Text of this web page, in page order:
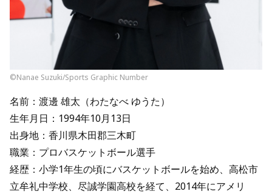
©︎Nanae Suzuki/Sports Graphic Number
名前：渡邊 雄太（わたなべ ゆうた）
生年月日：1994年10月13日
出身地：香川県木田郡三木町
職業：プロバスケットボール選手
経歴：小学1年生の頃にバスケットボールを始め、高松市
立牟礼中学校、尽誠学園高校を経て、2014年にアメリ